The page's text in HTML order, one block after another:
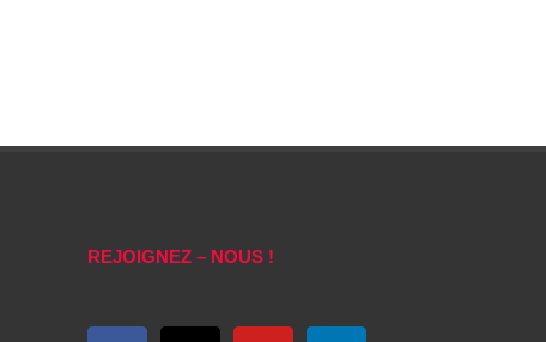
REJOIGNEZ – NOUS !